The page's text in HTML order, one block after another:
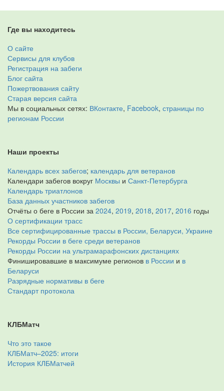
Где вы находитесь
О сайте
Сервисы для клубов
Регистрация на забеги
Блог сайта
Пожертвования сайту
Старая версия сайта
Мы в социальных сетях: ВКонтакте, Facebook, страницы по
регионам России
Наши проекты
Календарь всех забегов; календарь для ветеранов
Календари забегов вокруг Москвы и Санкт-Петербурга
Календарь триатлонов
База данных участников забегов
Отчёты о беге в России за 2024, 2019, 2018, 2017, 2016 годы
О сертификации трасс
Все сертифицированные трассы в России, Беларуси, Украине
Рекорды России в беге среди ветеранов
Рекорды России на ультрамарафонских дистанциях
Финишировавшие в максимуме регионов в России и в
Беларуси
Разрядные нормативы в беге
Стандарт протокола
КЛБМатч
Что это такое
КЛБМатч–2025: итоги
История КЛБМатчей